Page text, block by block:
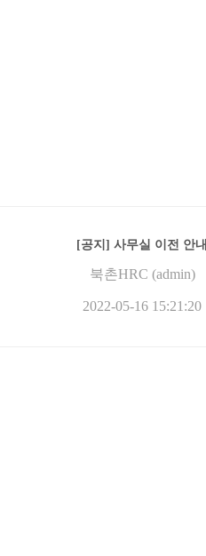
[공지] 사무실 이전 안내
북촌HRC (admin)
2022-05-16 15:21:20